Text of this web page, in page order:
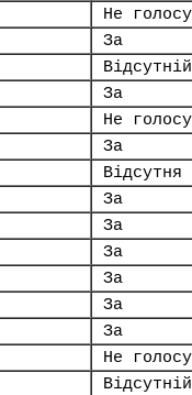
Не
За
Відсутній
За
Не
За
Відсутня
За
За
За
За
За
За
Не
Відсутній